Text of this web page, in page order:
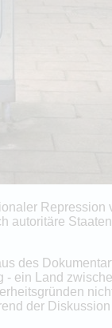
autoritäre
des
ein Land
der